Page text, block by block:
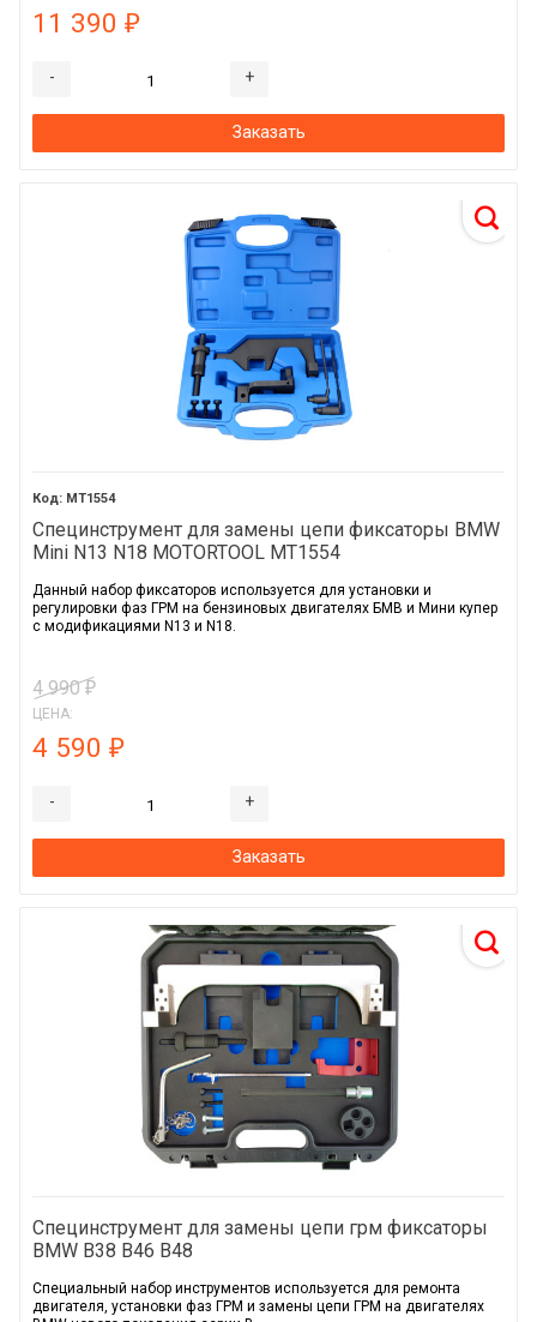
11 390 ₽
- +
Заказать
MT1554
Специнструмент для замены цепи фиксаторы BMW
Mini N13 N18 MOTORTOOL MT1554
​Данный набор фиксаторов используется для установки и
регулировки фаз ГРМ на бензиновых двигателях БМВ и Мини купер
с модификациями N13 и N18.
4 990₽
ЦЕНА:
4 590 ₽
- +
Заказать
Специнструмент для замены цепи грм фиксаторы
BMW B38 B46 B48
Специальный набор инструментов используется для ремонта
двигателя, установки фаз ГРМ и замены цепи ГРМ на двигателях